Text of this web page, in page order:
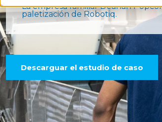
La empresa familiar Deanan
paletización de Robotiq.
Descarguar el estudio de caso